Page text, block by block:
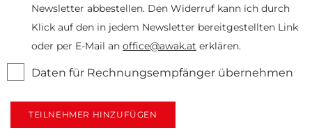
Newsletter abbestellen. Den Widerruf kann ich durch
Klick auf den in jedem Newsletter bereitgestellten Link
oder per E-Mail an office@awak.at erklären.
Daten für Rechnungsempfänger übernehmen
TEILNEHMER HINZUFÜGEN